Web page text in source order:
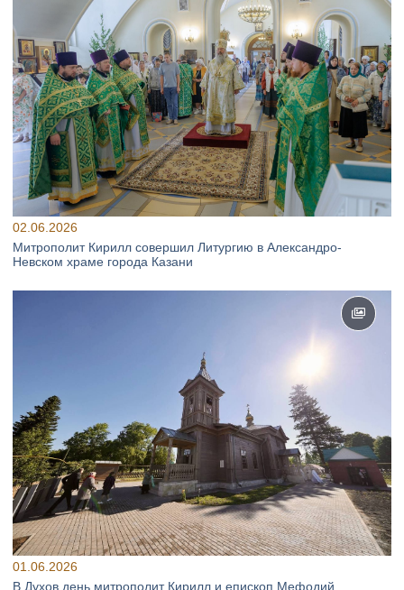
02.06.2026
Митрополит Кирилл совершил Литургию в Александро-
Невском храме города Казани
01.06.2026
В Духов день митрополит Кирилл и епископ Мефодий